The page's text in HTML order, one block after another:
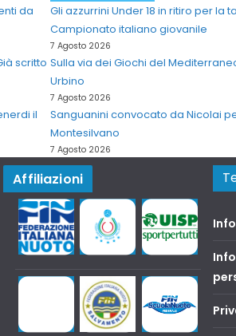
da
scritto
il
Gli azzurrini Under 18 in ritiro per la
Campionato italiano giovanile
7 Agosto 2026
Sulla via dei Giochi del
Urbino
7 Agosto 2026
Sanguanini convocato da Nicolai
Montesilvano
7 Agosto 2026
Affiliazioni